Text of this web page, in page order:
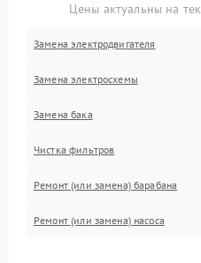
Цены актуальны на
Замена электродвигателя
Замена электросхемы
Замена бака
Чистка фильтров
Ремонт (или замена) барабана
Ремонт (или замена) насоса